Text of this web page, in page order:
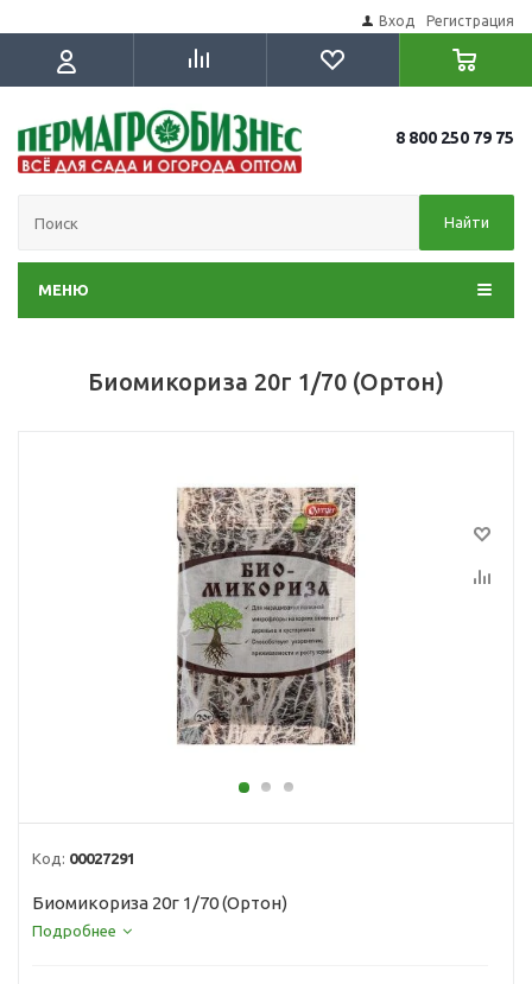
Вход Регистрация
8 800 250 79 75
Найти
МЕНЮ
Биомикориза 20г 1/70 (Ортон)
Код: 00027291
Биомикориза 20г 1/70 (Ортон)
Подробнее